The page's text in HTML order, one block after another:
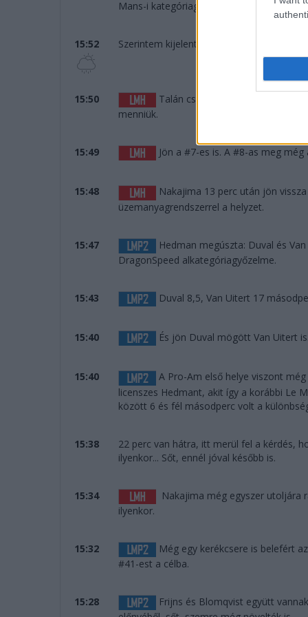
Mans-i kategóriagyőztesnek mondhatja
15:52 Szerintem kijelenthető, hogy nem fog esni.
15:50
Talán csak a páros befutó miatt
menniük.
15:49 Jön a #7-es is. A #8-as meg még
15:48
Nakajima 13 perc után jön
üzemanyagrendszerrel a helyzet.
15:47
Hedman megúszta: Duval és
DragonSpeed alkategóriagyőzelme.
15:43 Duval 8,5, Van Uitert 17
15:40 És jön Duval mögött Van Uitert
15:40
A Pro-Am első helye viszont
licenszes Hedmant, akit így a korábbi Le
között 6 és fél másodperc volt a
15:38
22 perc van hátra, itt merül fel a kérdés,
ilyenkor... Sőt, ennél jóval később is.
15:34
Nakajima még egyszer utoljára
ilyenkor.
15:32
Még egy kerékcsere is belefért
#41-est a célba.
15:28
Frijns és Blomqvist együtt